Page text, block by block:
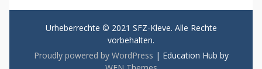
Urheberrechte © 2021 SFZ-Kleve. Alle Rechte
vorbehalten.
Proudly powered by WordPress | Education Hub by